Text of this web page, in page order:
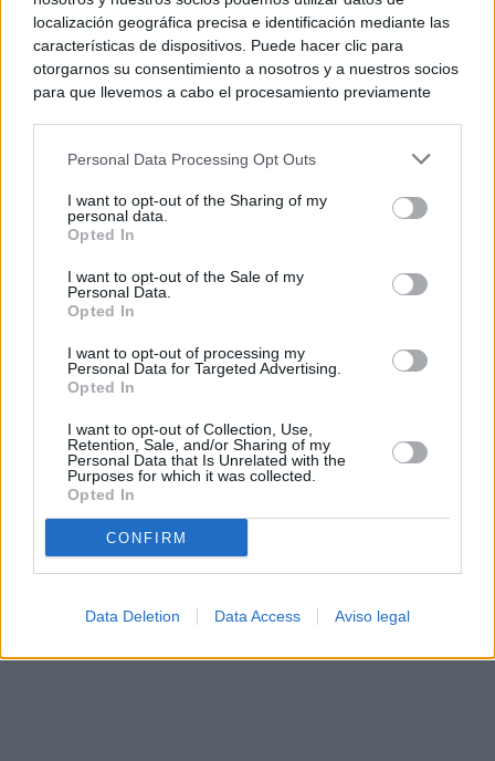
localización geográfica precisa e identificación mediante las
características de dispositivos. Puede hacer clic para
otorgarnos su consentimiento a nosotros y a nuestros socios
para que llevemos a cabo el procesamiento previamente
negar su consentimiento. Tenga en cuenta que algún
de su consentimiento, pero usted tiene el derecho de
rechazar tal procesamiento. Sus preferencias se aplicarán
cualquier momento entrando de nuevo en este sitio web o
visitando nuestra política de privacidad.
Personal Data Processing Opt Outs
I want to opt-out of the Sharing of my
personal data.
Opted In
I want to opt-out of the Sale of my
Personal Data.
Opted In
I want to opt-out of processing my
Personal Data for Targeted Advertising.
Opted In
I want to opt-out of Collection, Use,
Retention, Sale, and/or Sharing of my
Personal Data that Is Unrelated with the
Purposes for which it was collected.
Opted In
CONFIRM
Data Deletion Data Access Aviso legal